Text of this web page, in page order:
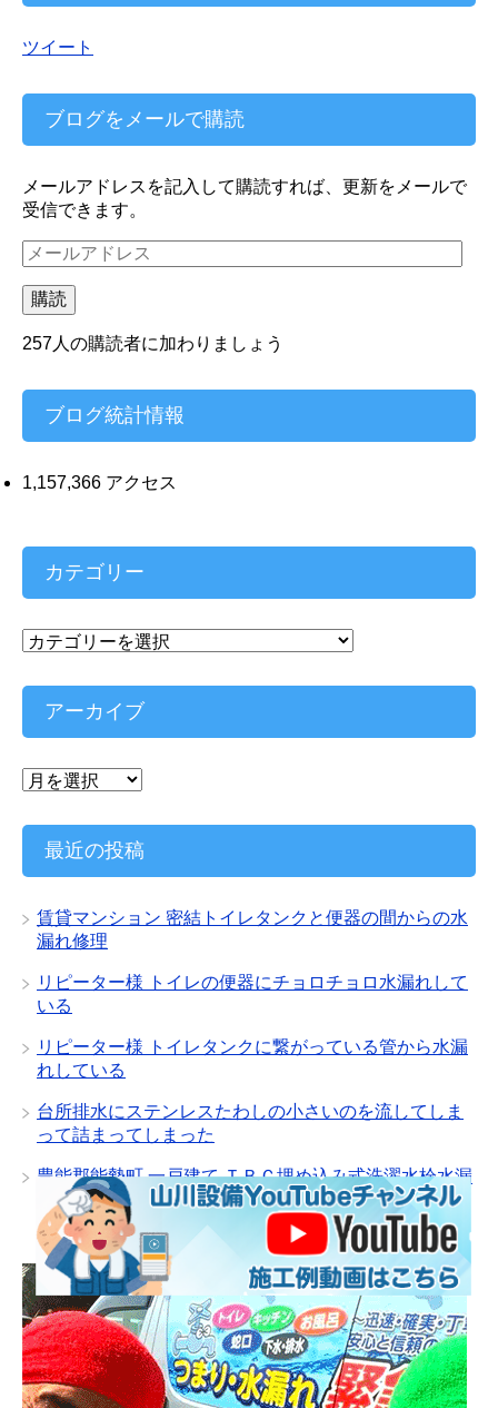
ツイート
ブログをメールで購読
メールアドレスを記入して購読すれば、更新をメールで
受信できます。
メ
ー
ル
ア
ド
ス
購読
257人の購読者に加わりましょう
ブログ統計情報
1,157,366 アクセス
カテゴリー
カ
ゴ
ー
アーカイブ
ア
カ
ブ
最近の投稿
賃貸マンション 密結トイレタンクと便器の間からの水
漏れ修理
リピーター様 トイレの便器にチョロチョロ水漏れして
いる
リピーター様 トイレタンクに繋がっている管から水漏
れしている
台所排水にステンレスたわしの小さいのを流してしま
って詰まってしまった
豊能郡能勢町 一戸建て ＴＢＣ埋め込み式洗濯水栓水漏
れ修理